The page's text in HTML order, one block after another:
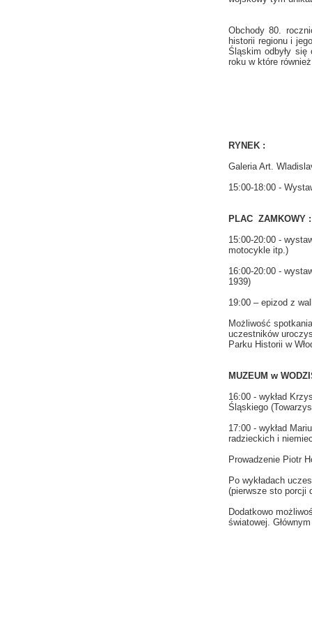
Obchody 80.
historii regionu i
Śląskim odbyły
roku w które
RYNEK :
Galeria Art.
15:00-18:00 -
PLAC ZAMKOWY :
15:00-20:00 -
motocykle itp.)
16:00-20:00 -
1939)
19:00 – epizod z
Możliwość
uczestników
Parku Historii w
MUZEUM w
16:00 - wykład
Śląskiego
17:00 - wykład
radzieckich i
Prowadzenie Piotr
Po wykładach
(pierwsze sto porcji
Dodatkowo
światowej.